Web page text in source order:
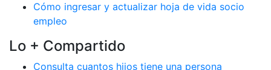
Cómo ingresar y actualizar hoja de vida socio
empleo
Lo + Compartido
Consulta cuantos hijos tiene una persona